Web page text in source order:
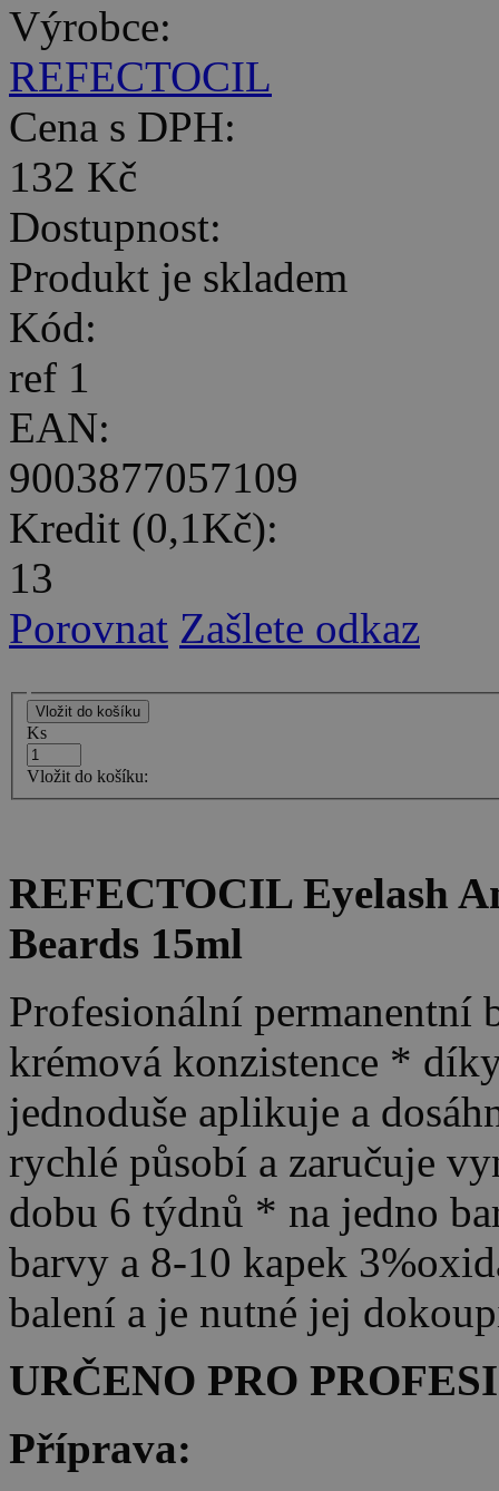
Výrobce:
REFECTOCIL
Cena s DPH:
132 Kč
Dostupnost:
Produkt je skladem
Kód:
ref 1
EAN:
9003877057109
Kredit (0,1Kč):
13
Porovnat Zašlete odkaz
Ks
Vložit do košíku:
REFECTOCIL Eyelash
Beards 15ml
Profesionální permanentní
krémová konzistence *
jednoduše aplikuje a
rychlé působí a zaručuje
dobu 6 týdnů * na jedno
barvy a 8-10 kapek
balení a je nutné jej
URČENO PRO
Příprava: